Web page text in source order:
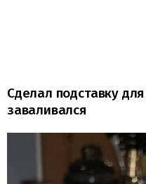
Сделал подставку
заваливался